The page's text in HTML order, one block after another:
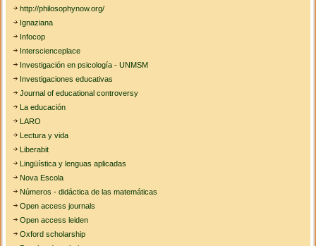
http://philosophynow.org/
Ignaziana
Infocop
Interscienceplace
Investigación en psicología - UNMSM
Investigaciones educativas
Journal of educational controversy
La educación
LARO
Lectura y vida
Liberabit
Lingüística y lenguas aplicadas
Nova Escola
Números - didáctica de las matemáticas
Open access journals
Open access leiden
Oxford scholarship